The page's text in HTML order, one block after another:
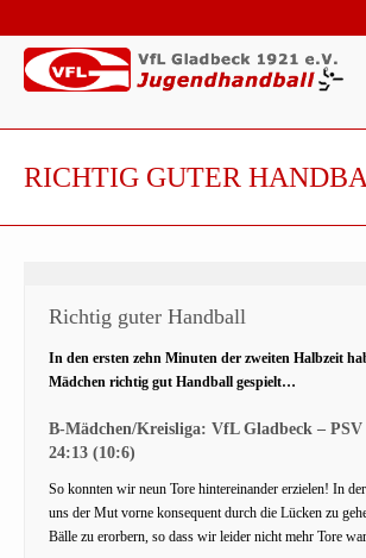
RICHTIG GUTER
Richtig guter Handball
In den ersten zehn Minuten der zweiten Halbzeit
Mädchen richtig gut Handball gespielt…
B-Mädchen/Kreisliga: VfL Gladbeck – PSV
24:13 (10:6)
So konnten wir neun Tore hintereinander erzielen! In
uns der Mut vorne konsequent durch die Lücken zu
Bälle zu erorbern, so dass wir leider nicht mehr Tore